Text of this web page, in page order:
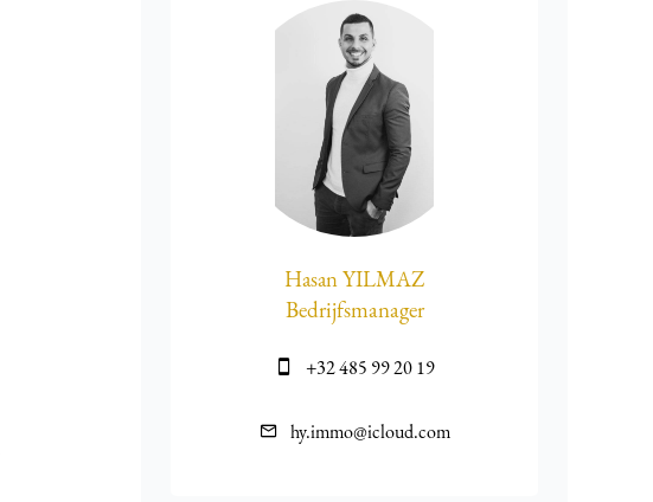
Hasan YILMAZ
Bedrijfsmanager
+32 485 99 20 19
hy.immo@icloud.com